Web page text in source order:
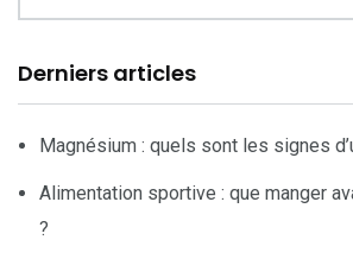
Derniers articles
Magnésium : quels sont les signes
Alimentation sportive : que manger
?